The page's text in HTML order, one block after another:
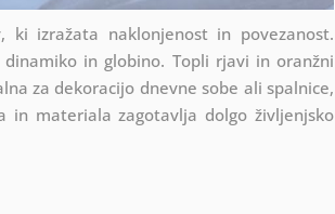
ki izražata naklonjenost in povezanost.
in globino. Topli rjavi in oranžni
za dekoracijo dnevne sobe ali spalnice,
in materiala zagotavlja dolgo življenjsko